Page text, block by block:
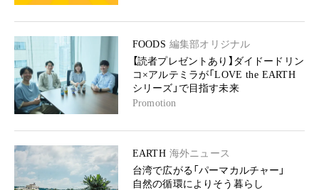
FOODS 編集部オリジナル
【読者プレゼントあり】ダイドードリン
コ×アルテミラが「LOVE the EARTH
シリーズ」で目指す未来
Promotion
EARTH 海外ニュース
台湾で広がる「パーマカルチャー」
自然の循環によりそう暮らし